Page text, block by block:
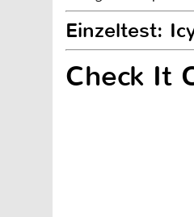
Einzeltest:
Check It